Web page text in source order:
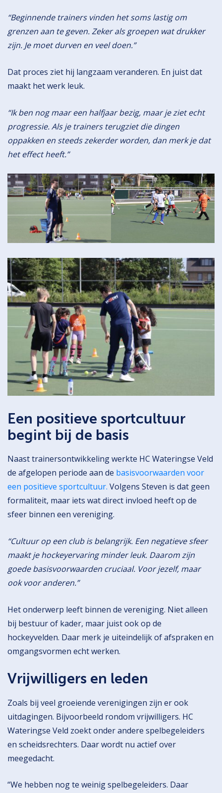
“Beginnende trainers vinden het soms lastig om
grenzen aan te geven. Zeker als groepen wat drukker
zijn. Je moet durven en veel doen.”
Dat proces ziet hij langzaam veranderen. En juist dat
maakt het werk leuk.
“Ik ben nog maar een halfjaar bezig, maar je ziet echt
progressie. Als je trainers terugziet die dingen
oppakken en steeds zekerder worden, dan merk je dat
het effect heeft.”
Een positieve sportcultuur
begint bij de basis
Naast trainersontwikkeling werkte HC Wateringse Veld
de afgelopen periode aan de basisvoorwaarden voor
een positieve sportcultuur. Volgens Steven is dat geen
formaliteit, maar iets wat direct invloed heeft op de
sfeer binnen een vereniging.
“Cultuur op een club is belangrijk. Een negatieve sfeer
maakt je hockeyervaring minder leuk. Daarom zijn
goede basisvoorwaarden cruciaal. Voor jezelf, maar
ook voor anderen.”
Het onderwerp leeft binnen de vereniging. Niet alleen
bij bestuur of kader, maar juist ook op de
hockeyvelden. Daar merk je uiteindelijk of afspraken en
omgangsvormen echt werken.
Vrijwilligers en leden
Zoals bij veel groeiende verenigingen zijn er ook
uitdagingen. Bijvoorbeeld rondom vrijwilligers. HC
Wateringse Veld zoekt onder andere spelbegeleiders
en scheidsrechters. Daar wordt nu actief over
meegedacht.
“We hebben nog te weinig spelbegeleiders. Daar